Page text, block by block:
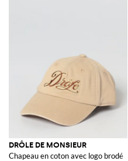
DRÔLE DE MONSIEUR
Chapeau en coton avec logo brodé